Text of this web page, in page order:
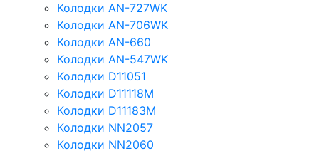
Колодки AN-727WK
Колодки AN-706WK
Колодки AN-660
Колодки AN-547WK
Колодки D11051
Колодки D11118M
Колодки D11183M
Колодки NN2057
Колодки NN2060